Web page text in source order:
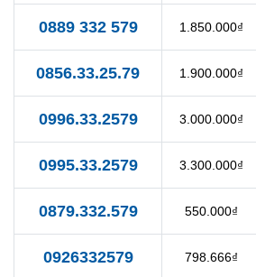
0889 332 579 1.850.000₫
0856.33.25.79 1.900.000₫
0996.33.2579 3.000.000₫
0995.33.2579 3.300.000₫
0879.332.579 550.000₫
0926332579 798.666₫